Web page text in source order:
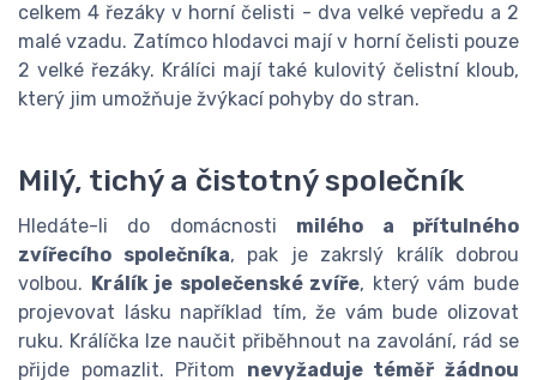
celkem 4 řezáky v horní čelisti - dva velké vepředu a 2
malé vzadu. Zatímco hlodavci mají v horní čelisti pouze
2 velké řezáky. Králíci mají také kulovitý čelistní kloub,
který jim umožňuje žvýkací pohyby do stran.
Milý, tichý a čistotný společník
Hledáte-li do domácnosti milého a přítulného
zvířecího společníka, pak je zakrslý králík dobrou
volbou. Králík je společenské zvíře, který vám bude
projevovat lásku například tím, že vám bude olizovat
ruku. Králíčka lze naučit přiběhnout na zavolání, rád se
přijde pomazlit. Přitom nevyžaduje téměř žádnou